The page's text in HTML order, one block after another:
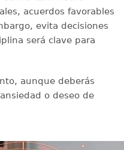
acuerdos favorables
evita decisiones
será clave para
aunque deberás
o deseo de